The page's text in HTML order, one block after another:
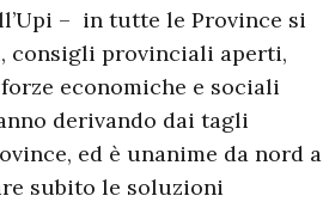
– in tutte le Province si
consigli provinciali aperti,
economiche e sociali
derivando dai tagli
ed è unanime da nord a
subito le soluzioni